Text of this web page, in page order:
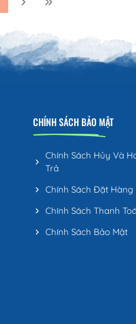
CHÍNH SÁCH BẢO MẬT
Chính Sách Hủy Và
Trả
Chính Sách Đặt Hàng
Chính Sách Thanh
Chính Sách Bảo Mật